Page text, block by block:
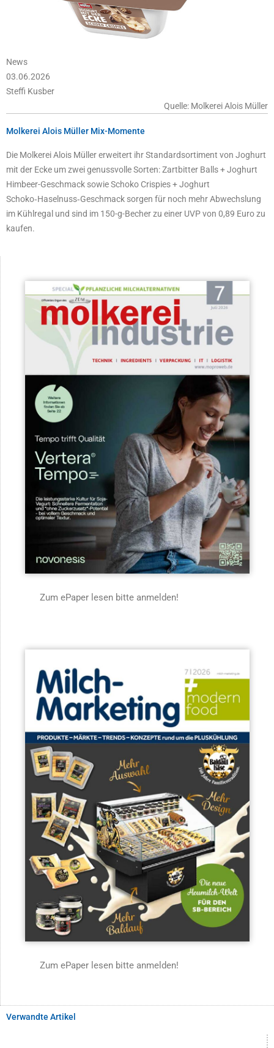
News
03.06.2026
Steffi Kusber
Quelle: Molkerei Alois Müller
Molkerei Alois Müller Mix-Momente
Die Molkerei Alois Müller erweitert ihr Standardsortiment von Joghurt
mit der Ecke um zwei genussvolle Sorten: Zartbitter Balls + Joghurt
Himbeer-Geschmack sowie Schoko Crispies + Joghurt
Schoko‑Haselnuss‑Geschmack sorgen für noch mehr Abwechslung
im Kühlregal und sind im 150-g-Becher zu einer UVP von 0,89 Euro zu
kaufen.
Zum ePaper lesen bitte anmelden!
Zum ePaper lesen bitte anmelden!
Verwandte Artikel